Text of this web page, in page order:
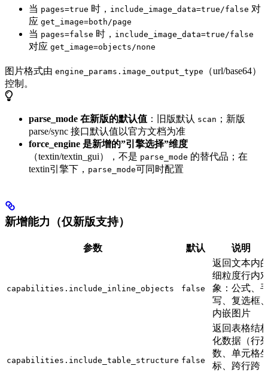
当 pages=true 时， include_image_data=true/false 对
应 get_image=both/page
当 pages=false 时， include_image_data=true/false
对应 get_image=objects/none
图片格式由 engine_params.image_output_type
（url/base64）
控制。
parse_mode 在新版的默认值 ：旧版默认 scan ；新版
parse/sync 接口默认值以官方文档为准
force_engine 是新增的”引擎选择”维度
（textin/textin_gui），不是 parse_mode 的替代品；在
textin引擎下， parse_mode可同时配置
新增能力（仅新版支持）
参数 默认 说明
capabilities.include_inline_objects false
返回文本内
细粒度行内
象：公式、
写、复选框
内嵌图片
capabilities.include_table_structure false
返回表格结
化数据（行
数、单元格
标、跨行跨